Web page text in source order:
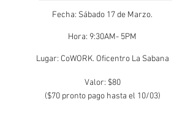
Fecha: Sábado 17 de Marzo.
Hora: 9:30AM- 5PM
Lugar: CoWORK. Oficentro La Sabana
Valor: $80
($70 pronto pago hasta el 10/03)